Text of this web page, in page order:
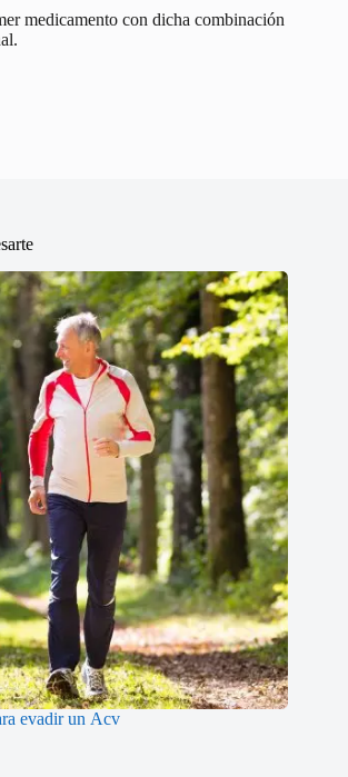
medicamento con dicha combinación
evadir un Acv